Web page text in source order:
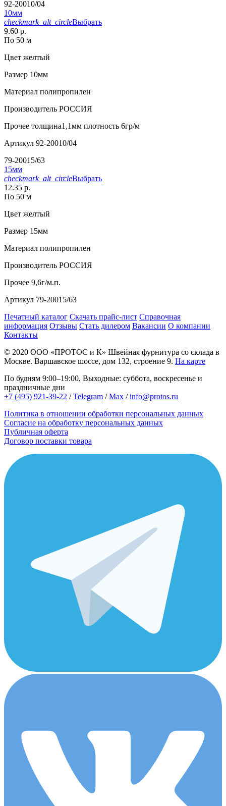
92-20010/04
10мм
checkmark_alt_circleВыбрать
9.60 р.
По 50 м
Цвет желтый
Размер 10мм
Материал полипропилен
Производитель РОССИЯ
Прочее толщина1,1мм плотность 6гр/м
Артикул 92-20010/04
79-20015/63
15мм
checkmark_alt_circleВыбрать
12.35 р.
По 50 м
Цвет желтый
Размер 15мм
Материал полипропилен
Производитель РОССИЯ
Прочее 9,6г/м.п.
Артикул 79-20015/63
Печатный каталог Скачать прайс-лист Справочная
информация Отзывы Стать дилером Вакансии О компании
Контакты
© 2020 ООО «ПРОТОС и К» Швейная фурнитура со склада в
Москве. Варшавское шоссе, дом 132, строение 9. На карте
По будням 9:00–19:00, Выходные: суббота, воскресенье и
праздничные дни
+7 (495) 921-39-22 /Telegram /Max /info@protos.ru
Политика в отношении обработки персональных данных
Согласие на обработку персональных данных
Публичная оферта
Договор поставки товара